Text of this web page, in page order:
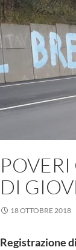
DI
18 OTTOBRE 2018
Registrazione